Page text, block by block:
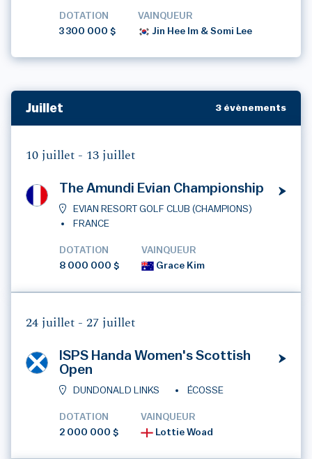
DOTATION
3 300 000 $
VAINQUEUR
Jin Hee Im & Somi Lee
Juillet 3 évènements
10 juillet - 13 juillet
The Amundi Evian Championship
EVIAN RESORT GOLF CLUB (CHAMPIONS)
FRANCE
DOTATION
8 000 000 $
VAINQUEUR
Grace Kim
24 juillet - 27 juillet
ISPS Handa Women's Scottish
Open
DUNDONALD LINKS ÉCOSSE
DOTATION
2 000 000 $
VAINQUEUR
Lottie Woad